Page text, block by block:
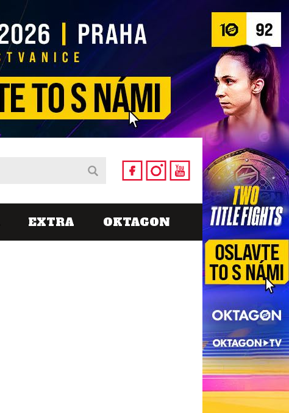
EXTRA OKTAGON